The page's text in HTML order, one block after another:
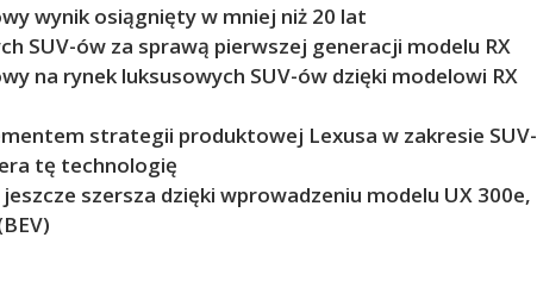
wynik osiągnięty w mniej niż 20 lat
SUV-ów za sprawą pierwszej generacji modelu RX
na rynek luksusowych SUV-ów dzięki modelowi RX
strategii produktowej Lexusa w zakresie SUV-
tę technologię
szersza dzięki wprowadzeniu modelu UX 300e,